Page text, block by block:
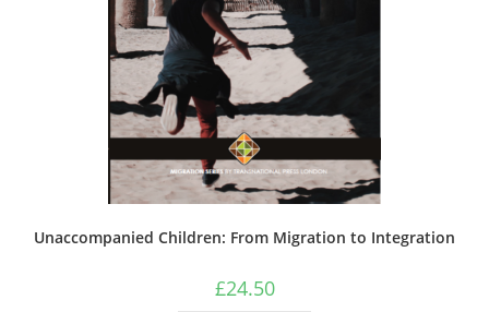
Unaccompanied Children: From Migration to Integration
£24.50